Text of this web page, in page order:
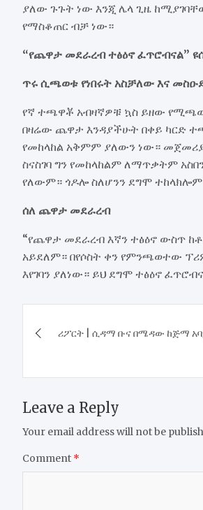
ያለው ጉጉት ነው እንጂ ሌላ ጊዜ
የማስቆጠር ብቻ ነው።
“የጨዋታ መደራረብ ተፅዕኖ ፈጥሮብናል”
ጥሩ ሲጫወቱ የነበሩት አስቻለው እና
የኛ ተጫዋቾ አብዛኛዎቹ ኳስ ይዘው
በዛሬው ጨዋታ እንዳያችሁት በቀይ ካርድ
የመከላከል አቅምም ያለውን ነው።
ስናስገባ ግን የመከላከልም ለማጥቃትም
የለውም። ጎዶሎ ስለሆንን ደግሞ
ሰለ ጨዋታ መደራረብ
“የጨዋታ መደራረብ እኛን ተፅዕኖ ውስጥ
አይደለም። በየሶስት ቀን የምንጫወተው
እየገባን ያለነው። ይህ ደግሞ ተፅዕኖ
navigation
ሪፖርት | ሲዳማ ቡና በሜዳው ከጅማ
Leave a Reply
Your email address will not be
Comment *